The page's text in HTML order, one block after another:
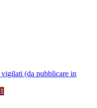
(da pubblicare in
1